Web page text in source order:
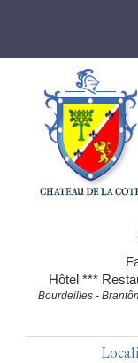
Hôtel ***
Bourdeilles -